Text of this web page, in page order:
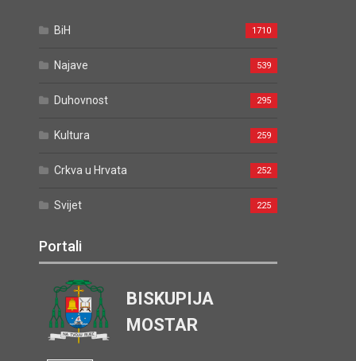
BiH 1710
Najave 539
Duhovnost 295
Kultura 259
Crkva u Hrvata 252
Svijet 225
Portali
BISKUPIJA
MOSTAR